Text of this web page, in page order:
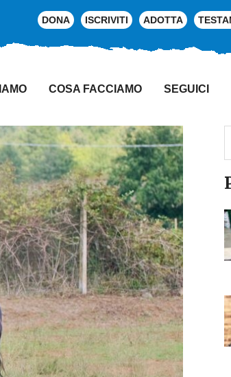
DONA ISCRIVITI ADOTTA
COSA FACCIAMO SEGUICI